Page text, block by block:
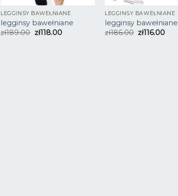
LEGGINSY BAWEŁNIANE
legginsy bawełniane
zł189.00 zł118.00
LEGGINSY BAWEŁNIANE
legginsy bawełniane
zł186.00 zł116.00